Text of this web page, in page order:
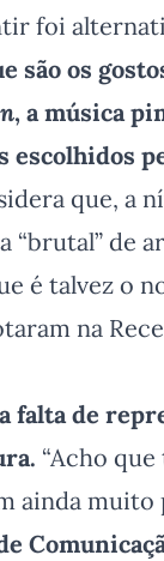
foi
os
, a música
que, a
“brutal” de
é talvez o
na
falta de
“Acho
ainda muito